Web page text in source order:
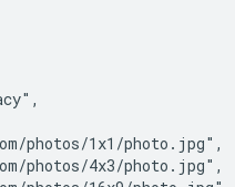
photos/1x1/photo.jpg",
photos/4x3/photo.jpg",